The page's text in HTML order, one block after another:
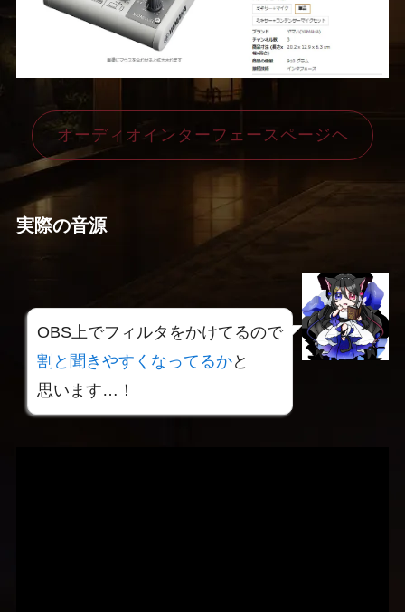
オーディオインターフェースページヘ
実際の音源
OBS上でフィルタをかけてるので
割と聞きやすくなってるかと
思います…！